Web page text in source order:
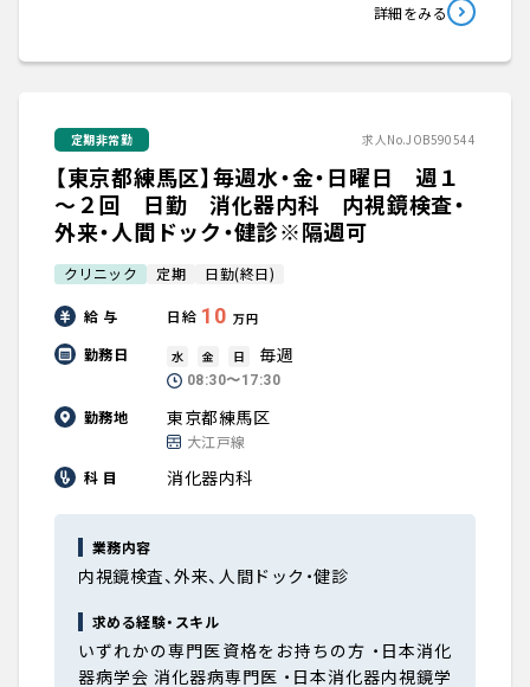
詳細をみる
定期非常勤 求人No.JOB590544
【東京都練馬区】毎週水・金・日曜日 週１
～２回 日勤 消化器内科 内視鏡検査・
外来・人間ドック・健診※隔週可
クリニック 定期 日勤(終日)
給 与 日給 10 万円
勤務日 水 金 日 毎週
08:30〜17:30
勤務地 東京都練馬区
大江戸線
科 目
消化器内科
業務内容
内視鏡検査、外来、人間ドック・健診
求める経験・スキル
いずれかの専門医資格をお持ちの方 ・日本消化
器病学会 消化器病専門医 ・日本消化器内視鏡学